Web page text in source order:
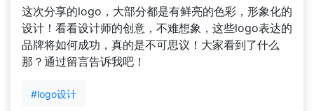
这次分享的logo，大部分都是有鲜亮的色彩，形象化的
设计！看看设计师的创意，不难想象，这些logo表达的
品牌将如何成功，真的是不可思议！大家看到了什么
那？通过留言告诉我吧！
#logo设计